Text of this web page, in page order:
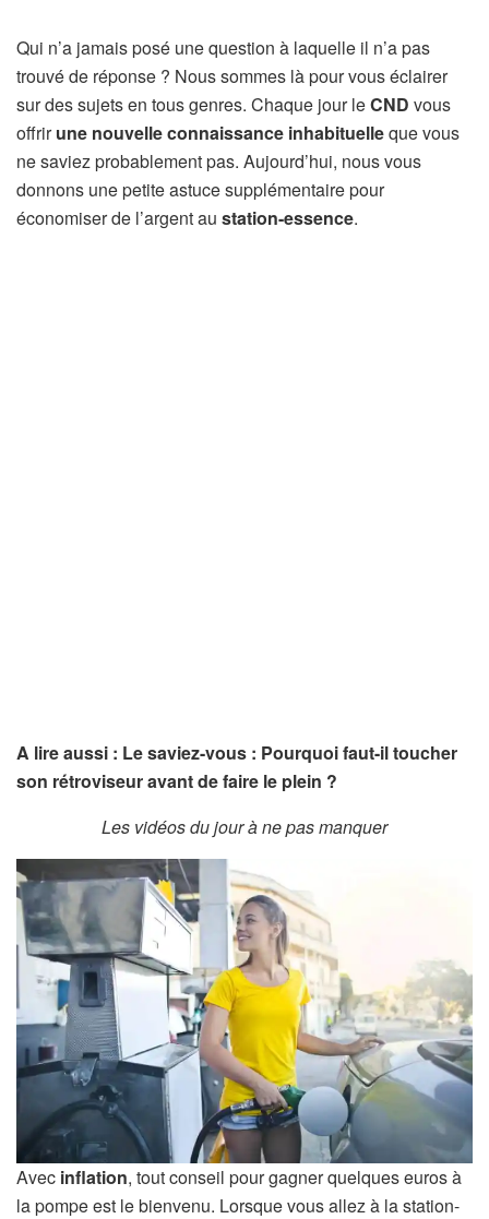
Qui n’a jamais posé une question à laquelle il n’a pas
trouvé de réponse ? Nous sommes là pour vous éclairer
sur des sujets en tous genres. Chaque jour leCND vous
offrirune nouvelle connaissance inhabituelleque vous
ne saviez probablement pas. Aujourd’hui, nous vous
donnons une petite astuce supplémentaire pour
économiser de l’argent au station-essence.
A lire aussi : Le saviez-vous : Pourquoi faut-il toucher
son rétroviseur avant de faire le plein ?
Les vidéos du jour à ne pas manquer
Avec inflation, tout conseil pour gagner quelques euros à
la pompe est le bienvenu. Lorsque vous allez à la station-